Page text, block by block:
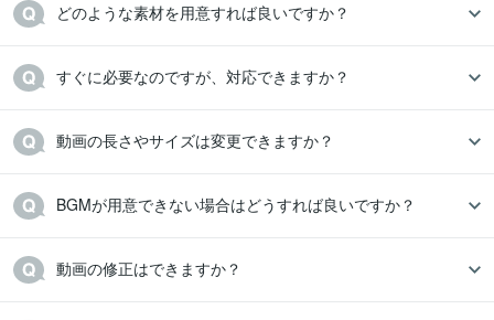
どのような素材を用意すれば良いですか？
すぐに必要なのですが、対応できますか？
動画の長さやサイズは変更できますか？
BGMが用意できない場合はどうすれば良いですか？
動画の修正はできますか？